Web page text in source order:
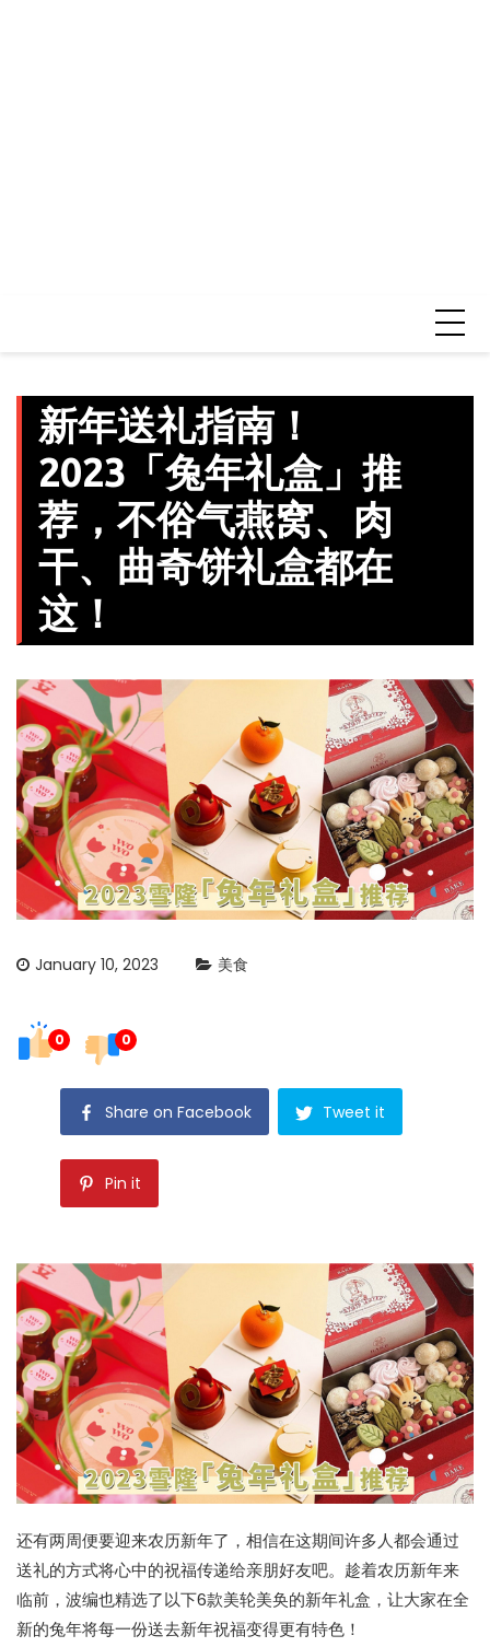
新年送礼指南！
2023「兔年礼盒」推
荐，不俗气燕窝、肉
干、曲奇饼礼盒都在
这！
January 10, 2023 美食
0 0
Share on Facebook Tweet it
Pin it
还有两周便要迎来农历新年了，相信在这期间许多人都会通过
送礼的方式将心中的祝福传递给亲朋好友吧。趁着农历新年来
临前，波编也精选了以下6款美轮美奂的新年礼盒，让大家在全
新的兔年将每一份送去新年祝福变得更有特色！